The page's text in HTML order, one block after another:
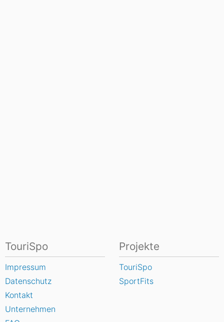
TouriSpo
Impressum
Datenschutz
Kontakt
Unternehmen
Projekte
TouriSpo
SportFits